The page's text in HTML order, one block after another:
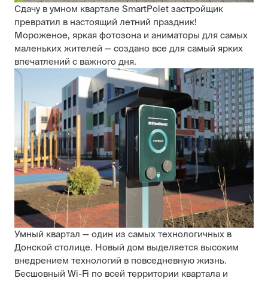
Сдачу в умном квартале SmartPolet застройщик
превратил в настоящий летний праздник!
Мороженое, яркая фотозона и аниматоры для самых
маленьких жителей — создано все для самый ярких
впечатлений с важного дня.
Умный квартал — один из самых технологичных в
Донской столице. Новый дом выделяется высоким
внедрением технологий в повседневную жизнь.
Бесшовный Wi-Fi по всей территории квартала и